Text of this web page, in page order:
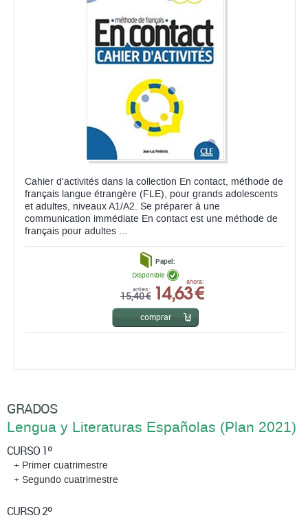
Cahier d'activités dans la collection En contact, méthode de
français langue étrangère (FLE), pour grands adolescents
et adultes, niveaux A1/A2. Se préparer à une
communication immédiate En contact est une méthode de
français pour adultes ...
Papel:
antes:
15,40 €
ahora:
14,63 €
Disponible
comprar
GRADOS
Lengua y Literaturas Españolas (Plan 2021)
CURSO 1º
+ Primer cuatrimestre
+ Segundo cuatrimestre
CURSO 2º